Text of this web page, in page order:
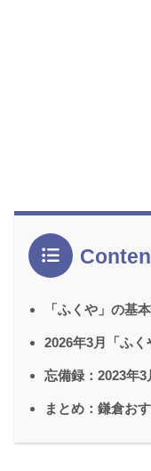
「ふくや」の基
2026年3月「ふ
忘備録：2023年
まとめ：鎌倉お